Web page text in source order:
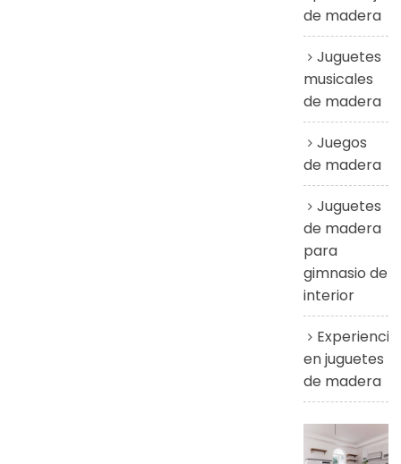
de madera
Juguetes
musicales
de madera
Juegos
de madera
Juguetes
de madera
para
gimnasio de
interior
Experiencia
en juguetes
de madera